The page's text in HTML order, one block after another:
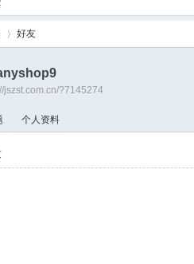
好友
jszst.com.cn/?7145274
个人资料